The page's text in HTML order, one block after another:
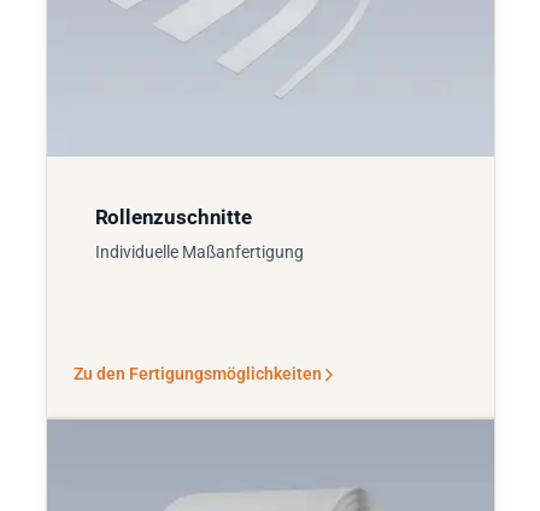
Rollenzuschnitte
Individuelle Maßanfertigung
Zu den Fertigungsmöglichkeiten